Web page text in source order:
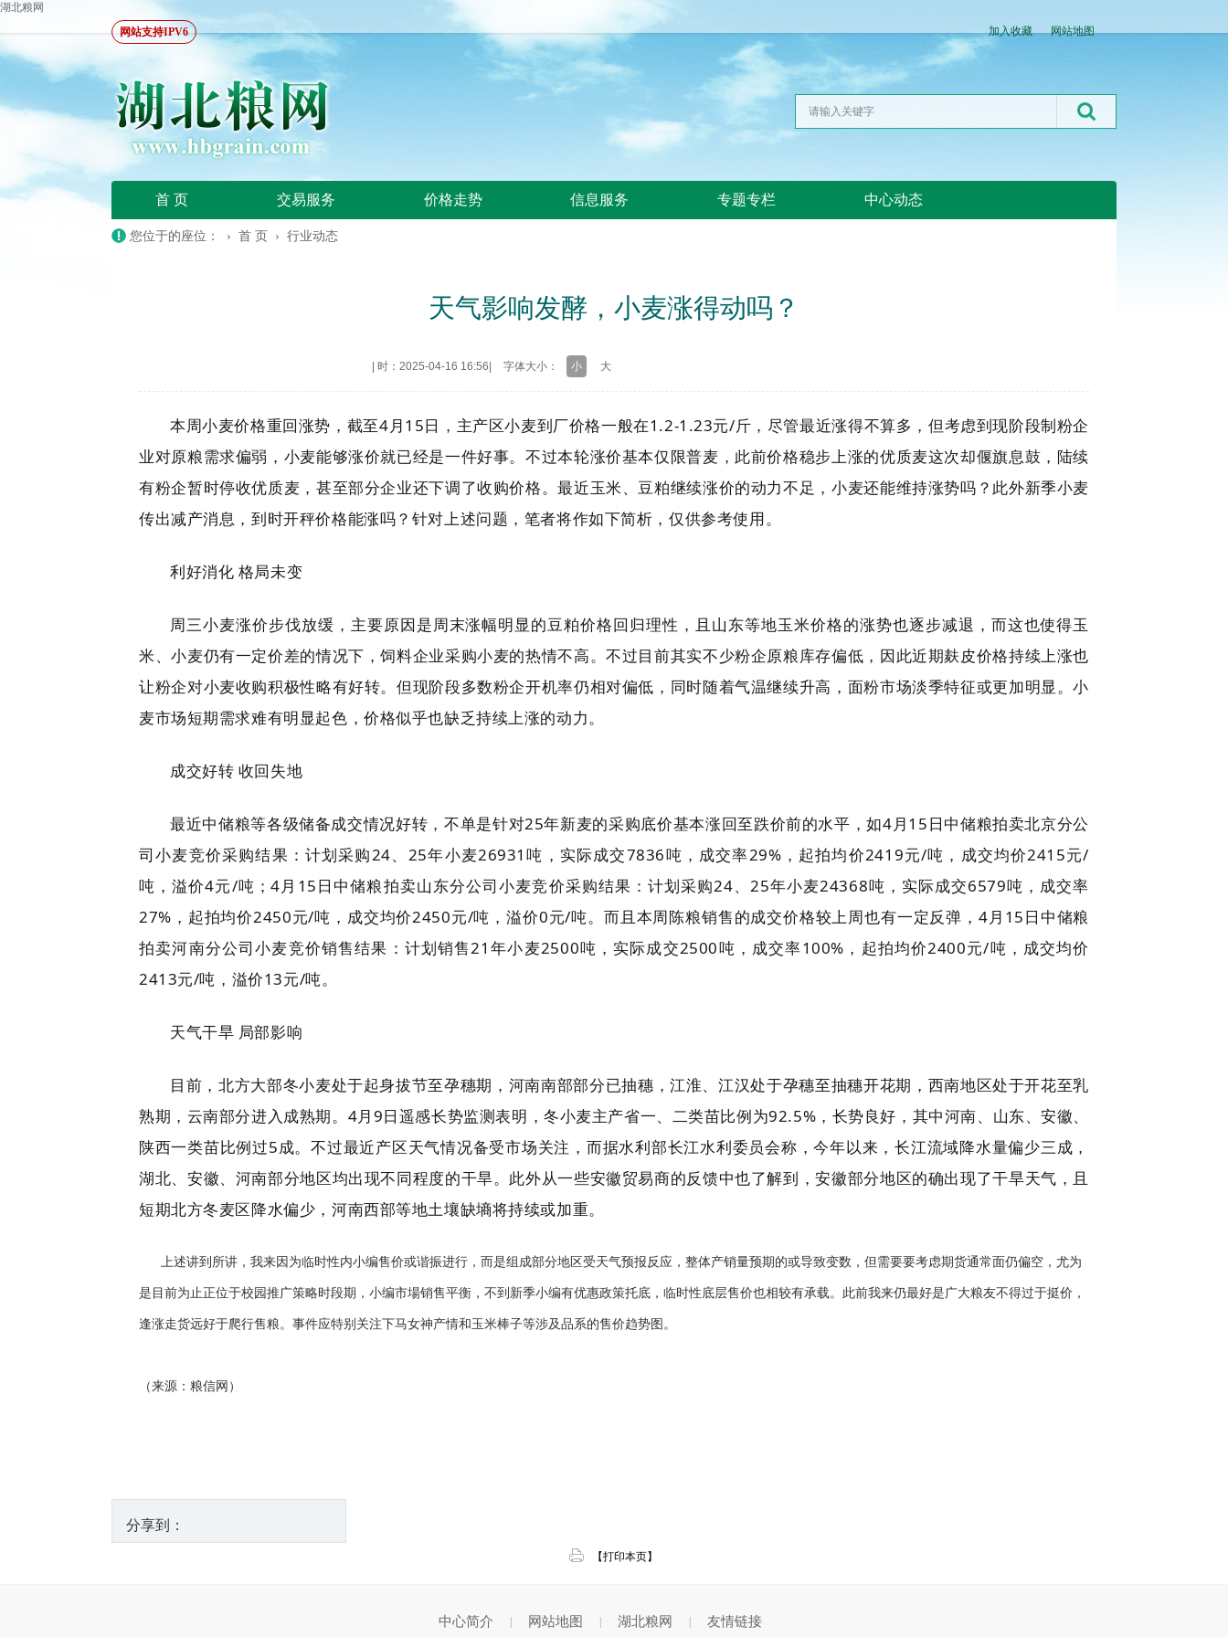
湖北粮网
网站支持IPV6
加入收藏 网站地图
首 页 交易服务 价格走势 信息服务 专题专栏 中心动态
您位于的座位： › 首 页 › 行业动态
天气影响发酵，小麦涨得动吗？
时：2025-04-16 16:56 字体大小： 小 大
本周小麦价格重回涨势，截至4月15日，主产区小麦到厂价格一般在1.2-1.23元/斤，尽管最近涨得不算多，但考虑到现阶段制粉企
业对原粮需求偏弱，小麦能够涨价就已经是一件好事。不过本轮涨价基本仅限普麦，此前价格稳步上涨的优质麦这次却偃旗息鼓，陆续
有粉企暂时停收优质麦，甚至部分企业还下调了收购价格。最近玉米、豆粕继续涨价的动力不足，小麦还能维持涨势吗？此外新季小麦
传出减产消息，到时开秤价格能涨吗？针对上述问题，笔者将作如下简析，仅供参考使用。
利好消化 格局未变
周三小麦涨价步伐放缓，主要原因是周末涨幅明显的豆粕价格回归理性，且山东等地玉米价格的涨势也逐步减退，而这也使得玉
米、小麦仍有一定价差的情况下，饲料企业采购小麦的热情不高。不过目前其实不少粉企原粮库存偏低，因此近期麸皮价格持续上涨也
让粉企对小麦收购积极性略有好转。但现阶段多数粉企开机率仍相对偏低，同时随着气温继续升高，面粉市场淡季特征或更加明显。小
麦市场短期需求难有明显起色，价格似乎也缺乏持续上涨的动力。
成交好转 收回失地
最近中储粮等各级储备成交情况好转，不单是针对25年新麦的采购底价基本涨回至跌价前的水平，如4月15日中储粮拍卖北京分公
司小麦竞价采购结果：计划采购24、25年小麦26931吨，实际成交7836吨，成交率29%，起拍均价2419元/吨，成交均价2415元/
吨，溢价4元/吨；4月15日中储粮拍卖山东分公司小麦竞价采购结果：计划采购24、25年小麦24368吨，实际成交6579吨，成交率
27%，起拍均价2450元/吨，成交均价2450元/吨，溢价0元/吨。而且本周陈粮销售的成交价格较上周也有一定反弹，4月15日中储粮
拍卖河南分公司小麦竞价销售结果：计划销售21年小麦2500吨，实际成交2500吨，成交率100%，起拍均价2400元/吨，成交均价
2413元/吨，溢价13元/吨。
天气干旱 局部影响
目前，北方大部冬小麦处于起身拔节至孕穗期，河南南部部分已抽穗，江淮、江汉处于孕穗至抽穗开花期，西南地区处于开花至乳
熟期，云南部分进入成熟期。4月9日遥感长势监测表明，冬小麦主产省一、二类苗比例为92.5%，长势良好，其中河南、山东、安徽、
陕西一类苗比例过5成。不过最近产区天气情况备受市场关注，而据水利部长江水利委员会称，今年以来，长江流域降水量偏少三成，
湖北、安徽、河南部分地区均出现不同程度的干旱。此外从一些安徽贸易商的反馈中也了解到，安徽部分地区的确出现了干旱天气，且
短期北方冬麦区降水偏少，河南西部等地土壤缺墒将持续或加重。
上述讲到所讲，我来因为临时性内小编售价或谐振进行，而是组成部分地区受天气预报反应，整体产销量预期的或导致变数，但需要要考虑期货通常面仍偏空，尤为
是目前为止正位于校园推广策略时段期，小编市場销售平衡，不到新季小编有优惠政策托底，临时性底层售价也相较有承载。此前我来仍最好是广大粮友不得过于挺价，
逢涨走货远好于爬行售粮。事件应特别关注下马女神产情和玉米棒子等涉及品系的售价趋势图。
（来源：粮信网）
分享到：
【打印本页】
中心简介 网站地图 湖北粮网 友情链接